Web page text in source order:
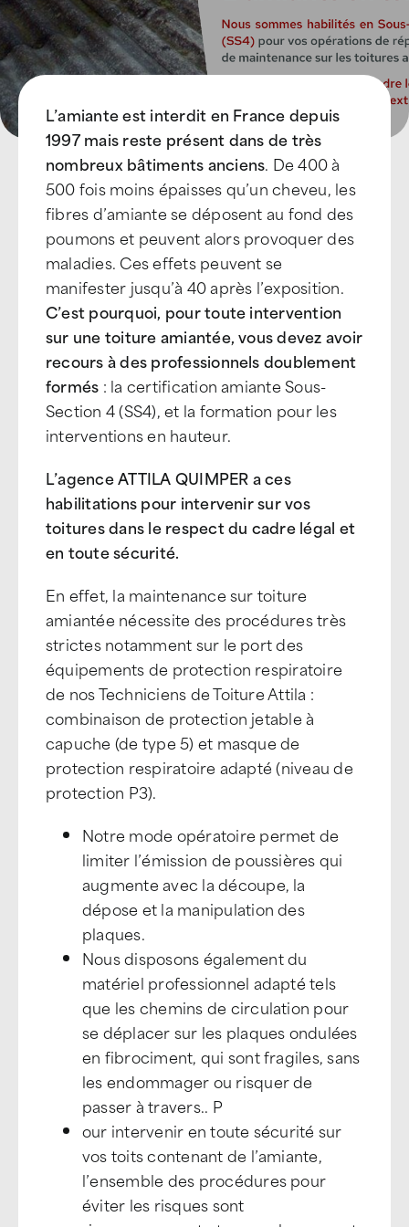
L’amiante est interdit en France depuis
1997 mais reste présent dans de très
nombreux bâtiments anciens. De 400 à
500 fois moins épaisses qu’un cheveu, les
fibres d’amiante se déposent au fond des
poumons et peuvent alors provoquer des
maladies. Ces effets peuvent se
manifester jusqu’à 40 après l’exposition.
C’est pourquoi, pour toute intervention
sur une toiture amiantée, vous devez avoir
recours à des professionnels doublement
formés : la certification amiante Sous-
Section 4 (SS4), et la formation pour les
interventions en hauteur.
L’agence ATTILA QUIMPER a ces
habilitations pour intervenir sur vos
toitures dans le respect du cadre légal et
en toute sécurité.
En effet, la maintenance sur toiture
amiantée nécessite des procédures très
strictes notamment sur le port des
équipements de protection respiratoire
de nos Techniciens de Toiture Attila :
combinaison de protection jetable à
capuche (de type 5) et masque de
protection respiratoire adapté (niveau de
protection P3).
Notre mode opératoire permet de
limiter l’émission de poussières qui
augmente avec la découpe, la
dépose et la manipulation des
plaques.
Nous disposons également du
matériel professionnel adapté tels
que les chemins de circulation pour
se déplacer sur les plaques ondulées
en fibrociment, qui sont fragiles, sans
les endommager ou risquer de
passer à travers.. P
our intervenir en toute sécurité sur
vos toits contenant de l’amiante,
l’ensemble des procédures pour
éviter les risques sont